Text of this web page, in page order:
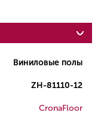
Виниловые полы
ZH-81110-12
CronaFloor